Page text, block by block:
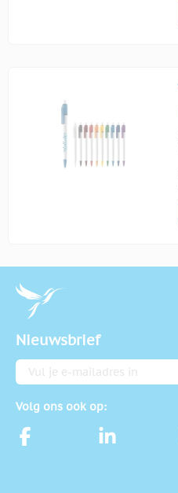
Nieuwsbrief
E-mailadres
Volg ons ook op: